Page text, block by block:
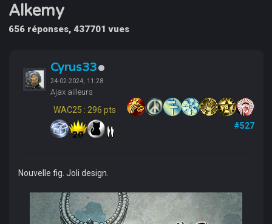
Alkemy
Alkemy
656 réponses, 437701 vues
Cyrus33
24-02-2024, 11:28
Ajax ailleurs
WAC25 : 296 pts
#527
Nouvelle fig. Joli design.